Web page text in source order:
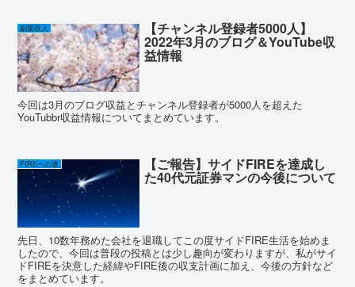
副業収入 【チャンネル登録者5000人】
2022年3月のブログ＆YouTube収
益情報
今回は3月のブログ収益とチャンネル登録者が5000人を超えた
YouTubbr収益情報についてまとめています。
FIREへの道 【ご報告】サイドFIREを達成し
た40代元証券マンの今後について
先日、10数年務めた会社を退職してこの度サイドFIRE生活を始めま
したので、今回は普段の投稿とは少し趣向が変わりますが、私がサイ
ドFIREを決意した経緯やFIRE後の収支計画に加え、今後の方針など
をまとめています。